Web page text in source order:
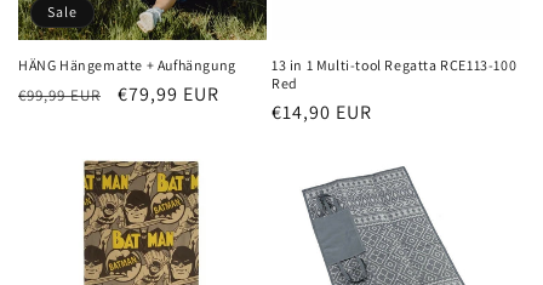
Sale
HÄNG Hängematte + Aufhängung
Normaler
€99,99 EUR Verkaufspreis
€79,99 EUR
13 in 1 Multi-tool Regatta RCE113-100
Red
Normaler
€14,90 EUR